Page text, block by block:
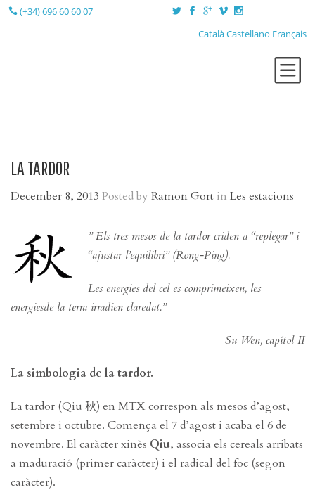
(+34) 696 60 60 07
CatalàCastellano Français
LA CONSULTA
BLOG
LA TARDOR
December 8, 2013 Posted by Ramon Gort in Les estacions
” Els tres mesos de la tardor criden a “replegar” i
“ajustar l’equilibri” (Rong-Ping).
Les energies del cel es comprimeixen, les
energiesde la terra irradien claredat.”
Su Wen, capítol II
La simbologia de la tardor.
La tardor (Qiu 秋) en MTX correspon als mesos d’agost,
setembre i octubre. Comença el 7 d’agost i acaba el 6 de
novembre. El caràcter xinès Qiu, associa els cereals arribats
a maduració (primer caràcter) i el radical del foc (segon
caràcter).